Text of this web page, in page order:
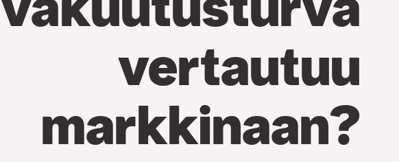
vertautuu
markkinaan?